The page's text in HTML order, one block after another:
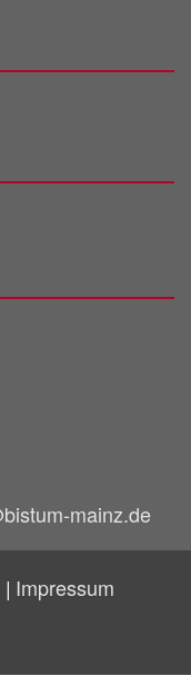
mainz.de
Impressum